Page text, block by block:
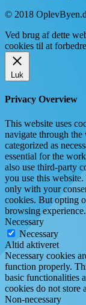
© 2018
Ved brug af dette
cookies til at
Luk
Privacy Overview
This website uses
navigate through the
categorized as
essential for the
also use third-party
you use this
only with your
cookies. But opting
browsing experience.
Necessary
Necessary
Altid aktiveret
Necessary cookies
function properly.
basic functionalities
cookies do not store
Non-necessary